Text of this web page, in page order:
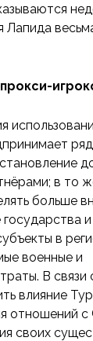
Лапида
в то
больше
и
в
военные и
В связи
влияние
отношений с
своих